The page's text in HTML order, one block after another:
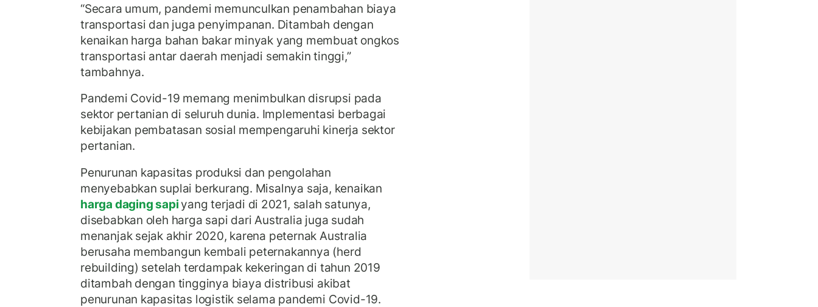
“Secara umum, pandemi memunculkan penambahan biaya
transportasi dan juga penyimpanan. Ditambah dengan
kenaikan harga bahan bakar minyak yang membuat ongkos
transportasi antar daerah menjadi semakin tinggi,”
tambahnya.
Pandemi Covid-19 memang menimbulkan disrupsi pada
sektor pertanian di seluruh dunia. Implementasi berbagai
kebijakan pembatasan sosial mempengaruhi kinerja sektor
pertanian.
Penurunan kapasitas produksi dan pengolahan
menyebabkan suplai berkurang. Misalnya saja, kenaikan
harga daging sapi yang terjadi di 2021, salah satunya,
disebabkan oleh harga sapi dari Australia juga sudah
menanjak sejak akhir 2020, karena peternak Australia
berusaha membangun kembali peternakannya (herd
rebuilding) setelah terdampak kekeringan di tahun 2019
ditambah dengan tingginya biaya distribusi akibat
penurunan kapasitas logistik selama pandemi Covid-19.